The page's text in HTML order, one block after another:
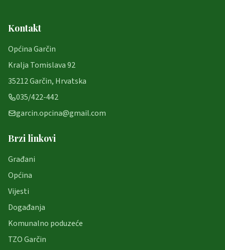
Kontakt
Općina Garčin
Kralja Tomislava 92
35212 Garčin, Hrvatska
035/422-442
garcin.opcina@gmail.com
Brzi linkovi
Građani
Općina
Vijesti
Događanja
Komunalno poduzeće
TZO Garčin